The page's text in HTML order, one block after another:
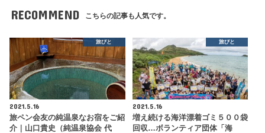
RECOMMEND こちらの記事も人気です。
旅びと
2021.5.16
旅ペン会友の純温泉なお宿をご紹
介｜山口貴史（純温泉協会 代
旅びと
2021.5.16
増え続ける海洋漂着ゴミ５００袋
回収…ボランティア団体「海